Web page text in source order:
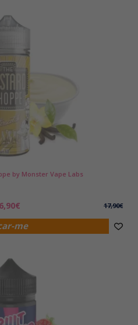
me
by Monster Vape Labs
6,90€ 17,90€